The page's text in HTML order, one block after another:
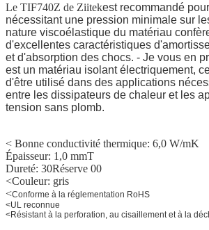
Le TIF740Z de Ziitekest recommandé
nécessitant une pression minimale sur
nature viscoélastique du matériau
d'excellentes caractéristiques
et d'absorption des chocs. - Je vous en
est un matériau isolant électriquement,
d'être utilisé dans des applications
entre les dissipateurs de chaleur et les
tension sans plomb.
< Bonne conductivité thermique: 6,0 W/mK
Épaisseur: 1,0 mmT
Dureté: 30Réserve 00
<Couleur: gris
<Conforme à la réglementation RoHS
<UL reconnue
<Résistant à la perforation, au cisaillement et à la